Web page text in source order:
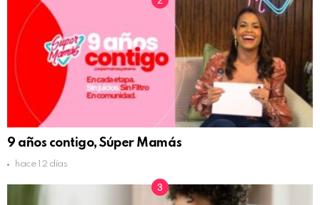
9 años contigo, Súper Mamás
hace 12 días